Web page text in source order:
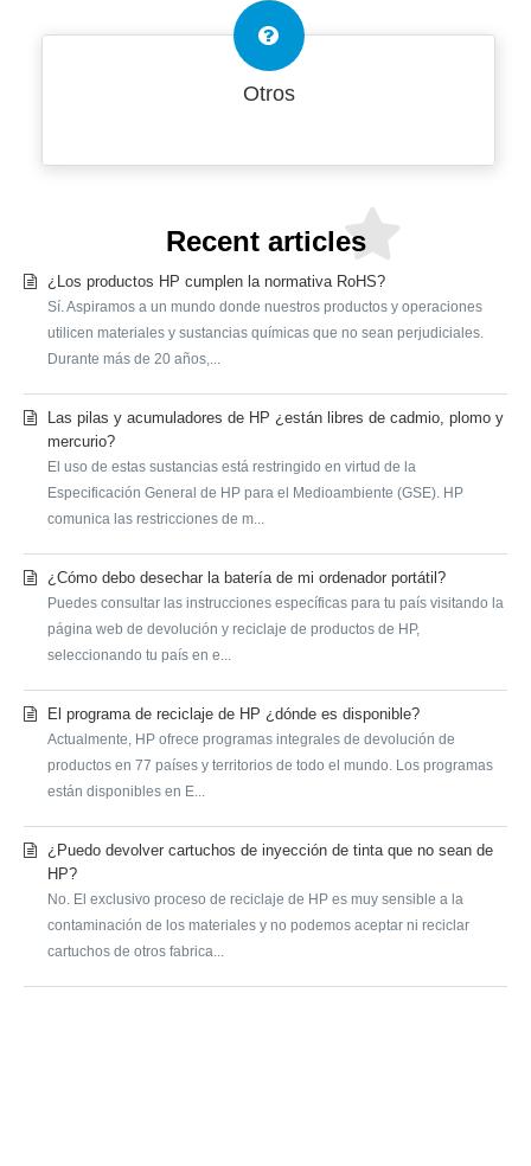
Otros
Recent articles
¿Los productos HP cumplen la normativa RoHS?
Sí. Aspiramos a un mundo donde nuestros productos y operaciones
utilicen materiales y sustancias químicas que no sean perjudiciales.
Durante más de 20 años,...
Las pilas y acumuladores de HP ¿están libres de cadmio, plomo y
mercurio?
El uso de estas sustancias está restringido en virtud de la
Especificación General de HP para el Medioambiente (GSE). HP
comunica las restricciones de m...
¿Cómo debo desechar la batería de mi ordenador portátil?
Puedes consultar las instrucciones específicas para tu país visitando la
página web de devolución y reciclaje de productos de HP,
seleccionando tu país en e...
El programa de reciclaje de HP ¿dónde es disponible?
Actualmente, HP ofrece programas integrales de devolución de
productos en 77 países y territorios de todo el mundo. Los programas
están disponibles en E...
¿Puedo devolver cartuchos de inyección de tinta que no sean de
HP?
No. El exclusivo proceso de reciclaje de HP es muy sensible a la
contaminación de los materiales y no podemos aceptar ni reciclar
cartuchos de otros fabrica...